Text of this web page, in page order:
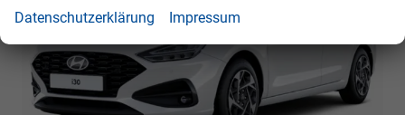
Datenschutzerklärung Impressum